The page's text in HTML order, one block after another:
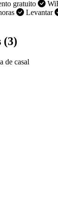
gratuito
Levantar
(3)
de casal